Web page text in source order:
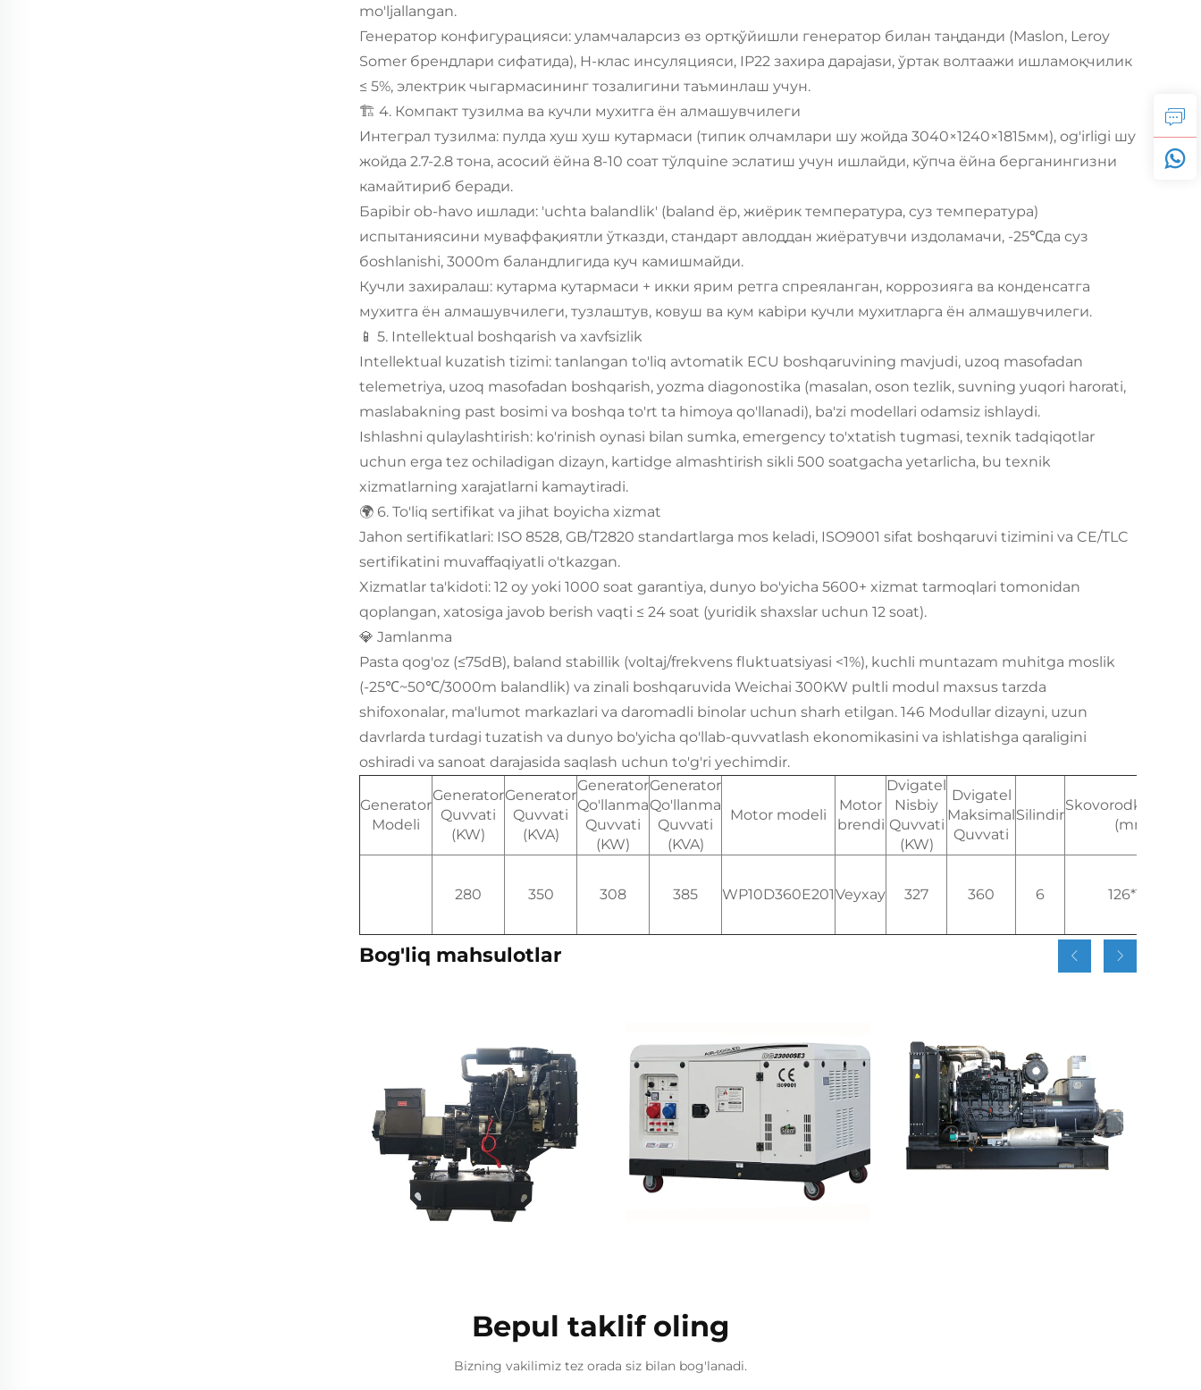
mo'ljallangan.
Генератор конфигурацияси: уламчаларсиз өз ортқўйишли генератор билан таңданди (Maslon, Leroy
Somer брендлари сифатида), H-клас инсуляцияси, IP22 захира дарajasи, ўртак волтаажи ишламоқчилик
≤ 5%, электрик чыгармасининг тозалигини таъминлаш учун.
🏗️ 4. Компакт тузилма ва кучли мухитга ён алмашувчилеги
Интеграл тузилма: пулда хуш хуш кутармаси (типик олчамлари шу жойда 3040×1240×1815мм), og'irligi шу
жойда 2.7-2.8 тона, асосий ёйна 8-10 соат тўлquine эслатиш учун ишлайди, кўпча ёйна берганингизни
камайтириб беради.
Барibir ob-havo ишлади: 'uchta balandlik' (baland ёр, жиёрик температура, суз температура)
испытаниясини муваффақиятли ўтказди, стандарт авлоддан жиёратувчи издоламачи, -25℃да суз
бoshlanishi, 3000m баландлигида куч камишмайди.
Кучли захиралаш: кутарма кутармаси + икки ярим ретга спреяланган, коррозияга ва конденсатга
мухитга ён алмашувчилеги, тузлаштув, ковуш ва кум кabiри кучли мухитларга ён алмашувчилеги.
📱 5. Intellektual boshqarish va xavfsizlik
Intellektual kuzatish tizimi: tanlangan to'liq avtomatik ECU boshqaruvining mavjudi, uzoq masofadan
telemetriya, uzoq masofadan boshqarish, yozma diagonostika (masalan, oson tezlik, suvning yuqori harorati,
maslabakning past bosimi va boshqa to'rt ta himoya qo'llanadi), ba'zi modellari odamsiz ishlaydi.
Ishlashni qulaylashtirish: ko'rinish oynasi bilan sumka, emergency to'xtatish tugmasi, texnik tadqiqotlar
uchun erga tez ochiladigan dizayn, kartidge almashtirish sikli 500 soatgacha yetarlicha, bu texnik
xizmatlarning xarajatlarni kamaytiradi.
🌍 6. To'liq sertifikat va jihat boyicha xizmat
Jahon sertifikatlari: ISO 8528, GB/T2820 standartlarga mos keladi, ISO9001 sifat boshqaruvi tizimini va CE/TLC
sertifikatini muvaffaqiyatli o'tkazgan.
Xizmatlar ta'kidoti: 12 oy yoki 1000 soat garantiya, dunyo bo'yicha 5600+ xizmat tarmoqlari tomonidan
qoplangan, xatosiga javob berish vaqti ≤ 24 soat (yuridik shaxslar uchun 12 soat).
💎 Jamlanma
Pasta qog'oz (≤75dB), baland stabillik (voltaj/frekvens fluktuatsiyasi <1%), kuchli muntazam muhitga moslik
(-25℃~50℃/3000m balandlik) va zinali boshqaruvida Weichai 300KW pultli modul maxsus tarzda
shifoxonalar, ma'lumot markazlari va daromadli binolar uchun sharh etilgan. 146 Modullar dizayni, uzun
davrlarda turdagi tuzatish va dunyo bo'yicha qo'llab-quvvatlash ekonomikasini va ishlatishga qaraligini
oshiradi va sanoat darajasida saqlash uchun to'g'ri yechimdir.
Generator
Modeli
Generator
Quvvati
(KW)
Generator
Quvvati
(KVA)
Generator
Qo'llanma
Quvvati
(KW)
Generator
Qo'llanma
Quvvati
(KVA)
Motor modeli
Motor
brendi
Dvigatel
Nisbiy
Quvvati
(KW)
Dvigatel
Maksimal
Quvvati
Silindir
Skovorodka*Mahall
(mm)
280 350 308 385 WP10D360E201Veyxay 327 360 6 126*130
Bog'liq mahsulotlar
Bepul taklif oling
Bizning vakilimiz tez orada siz bilan bog'lanadi.